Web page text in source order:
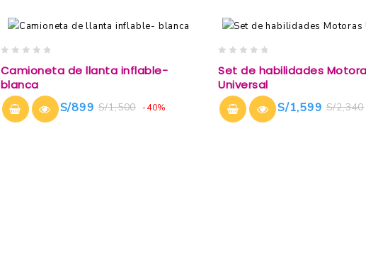
out
of
5
Camioneta de llanta inflable-
blanca
S/1,500
S/899 -40%
out
of
5
Set de habilidades
Universal
S/2,340
S/1,599